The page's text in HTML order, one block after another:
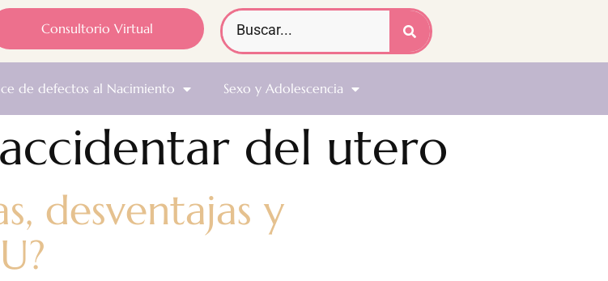
Consultorio Virtual
de defectos al Nacimiento Sexo y Adolescencia
del utero
desventajas y